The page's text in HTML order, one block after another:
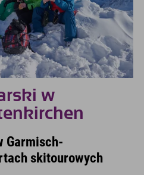
w
Garmisch-
skitourowych